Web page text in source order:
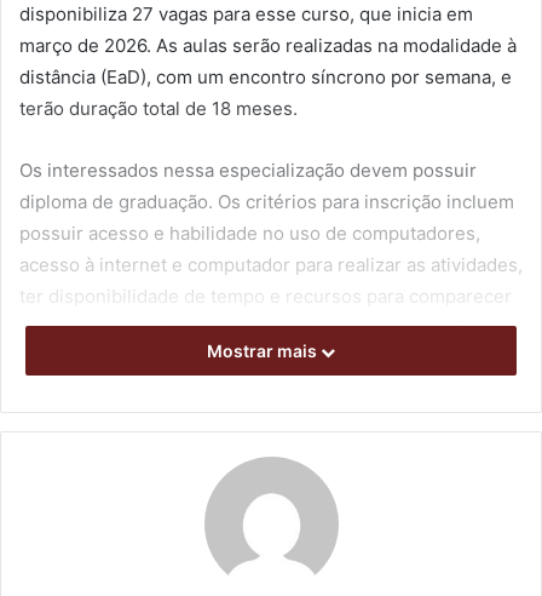
disponibiliza 27 vagas para esse curso, que inicia em
março de 2026. As aulas serão realizadas na modalidade à
distância (EaD), com um encontro síncrono por semana, e
terão duração total de 18 meses.
Os interessados nessa especialização devem possuir
diploma de graduação. Os critérios para inscrição incluem
possuir acesso e habilidade no uso de computadores,
acesso à internet e computador para realizar as atividades,
ter disponibilidade de tempo e recursos para comparecer
nos encontros síncronos com as câmeras abertas. Esses
encontros estão programados para toda quarta-feira, das
Mostrar mais